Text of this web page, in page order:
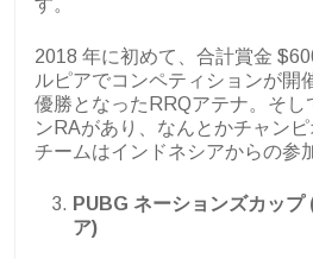
す。
2018 年に初めて、合計賞金
ルピアでコンペティションが開
優勝となったRRQアテナ。そし
ンRAがあり、なんとかチャン
チームはインドネシアからの参
PUBG ネーションズカッ
ア)